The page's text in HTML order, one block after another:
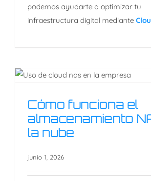
podemos ayudarte a optimizar tu
infraestructura digital mediante
almacenamiento
nube
Cómo funciona el
almacenamiento
la nube
junio 1, 2026